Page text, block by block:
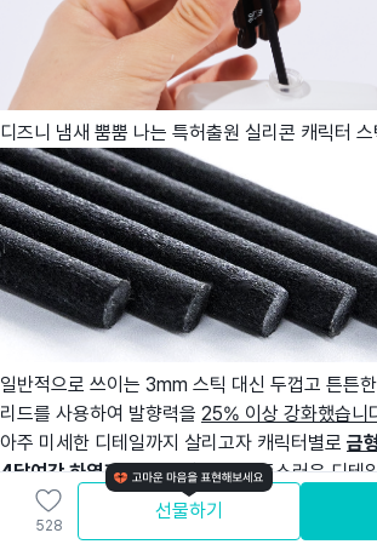
디즈니 냄새 뿜뿜 나는 특허출원 실리콘 캐릭터 스
일반적으로 쓰이는 3mm 스틱 대신 두껍고 튼튼
리드를 사용하여 발향력을 25% 이상 강화했습니
아주 미세한 디테일까지 살리고자 캐릭터별로 금
4달여간 하였고, 우여곡절 끝에 만족스러운 디테
나왔습니다.
528
선물하기